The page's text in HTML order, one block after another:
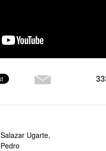
Salazar Ugarte,
Pedro